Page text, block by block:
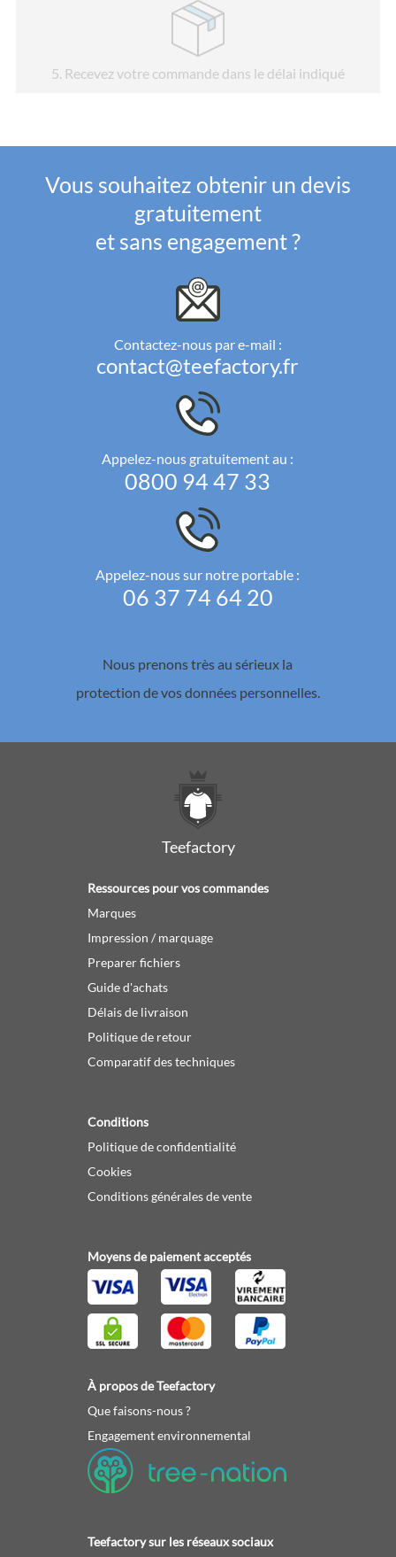
5. Recevez votre commande dans le délai indiqué
Vous souhaitez obtenir un devis
gratuitement
et sans engagement ?
Contactez-nous par e-mail :
contact@teefactory.fr
Appelez-nous gratuitement au :
0800 94 47 33
Appelez-nous sur notre portable :
06 37 74 64 20
Nous prenons très au sérieux la
protection de vos données personnelles.
Teefactory
Ressources pour vos commandes
Marques
Impression / marquage
Preparer fichiers
Guide d'achats
Délais de livraison
Politique de retour
Comparatif des techniques
Conditions
Politique de confidentialité
Cookies
Conditions générales de vente
Moyens de paiement acceptés
À propos de Teefactory
Que faisons-nous ?
Engagement environnemental
Teefactory sur les réseaux sociaux